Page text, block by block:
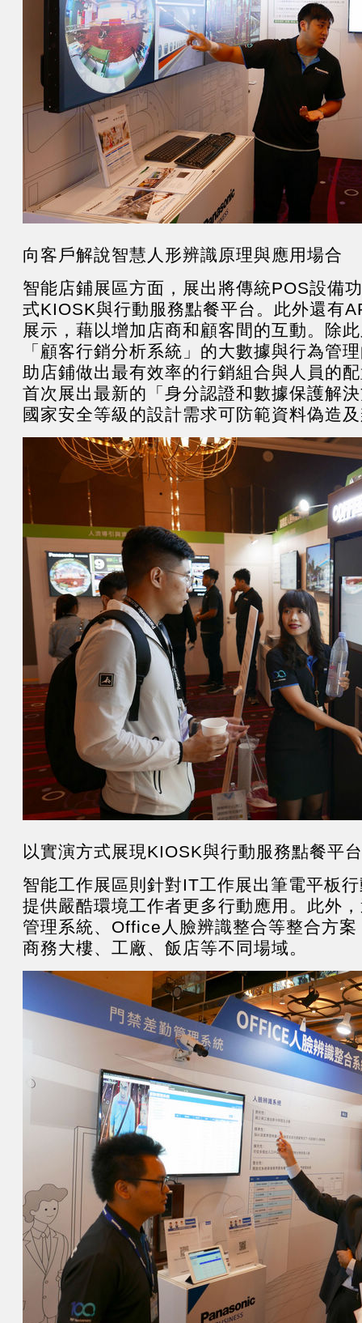
向客戶解說智慧人形辨識原理與應用場合
智能店鋪展區方面，展出將傳統POS設備
式KIOSK與行動服務點餐平台。此外還有
展示，藉以增加店商和顧客間的互動。除
「顧客行銷分析系統」的大數據與行為管
助店鋪做出最有效率的行銷組合與人員的
首次展出最新的「身分認證和數據保護解
國家安全等級的設計需求可防範資料偽造
以實演方式展現KIOSK與行動服務點餐平
智能工作展區則針對IT工作展出筆電平板
提供嚴酷環境工作者更多行動應用。此外
管理系統、Office人臉辨識整合等整合方
商務大樓、工廠、飯店等不同場域。